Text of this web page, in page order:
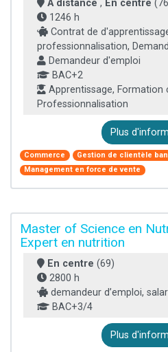
À distance , En centre
1246 h
Contrat de
professionnalisation,
Demandeur d'emploi
BAC+2
Apprentissage, Formation
Professionnalisation
Plus
Commerce
Gestion de clientèle
Management en force de vente
Master of Science en
Expert en nutrition
En centre (69)
2800 h
demandeur d’emploi,
BAC+3/4
Plus